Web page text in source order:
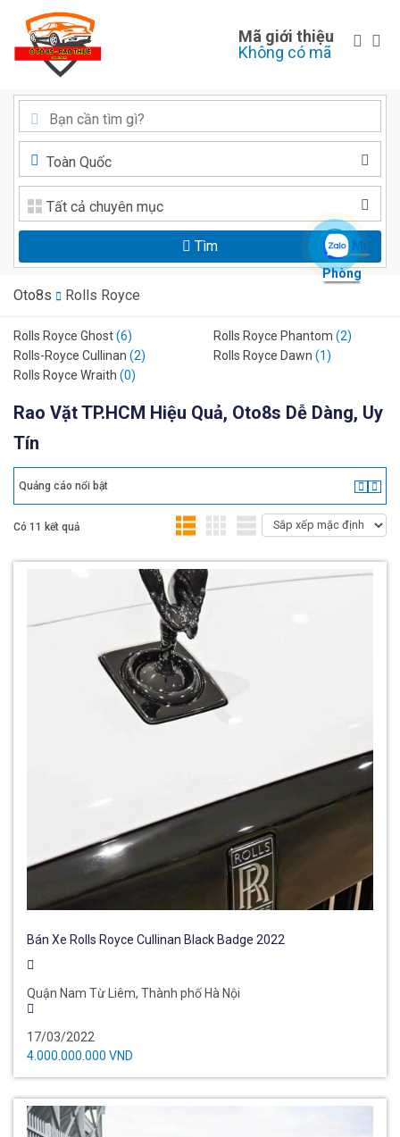
Mã giới thiệu
Không có mã
Toàn Quốc
Tất cả chuyên mục
Tìm
Oto8s Rolls Royce
Rolls Royce Ghost(6) Rolls Royce Phantom (2)
Rolls-Royce Cullinan (2) Rolls Royce Dawn (1)
Rolls Royce Wraith (0)
Rao Vặt TP.HCM Hiệu Quả, Oto8s Dễ Dàng, Uy
Tín
Quảng cáo nổi bật
Có 11 kết quả
Bán Xe Rolls Royce Cullinan Black Badge 2022
Quận Nam Từ Liêm, Thành phố Hà Nội
17/03/2022
4.000.000.000 VND
Mr.
Phòng